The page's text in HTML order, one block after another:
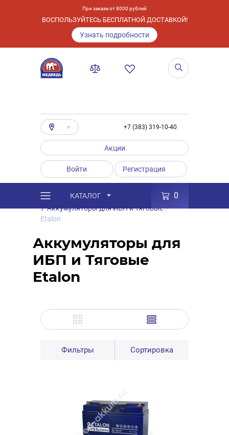
При заказе от 8000 рублей
ВОСПОЛЬЗУЙТЕСЬ БЕСПЛАТНОЙ ДОСТАВКОЙ!
Узнать подробности
+7 (383) 319-10-40
Акции
Войти Регистрация
КАТАЛОГ 0
Каталог / Товары
Аккумуляторы
/ Аккумуляторы для ИБП и Тяговые /
Etalon
Аккумуляторы для
ИБП и Тяговые
Etalon
Фильтры Сортировка